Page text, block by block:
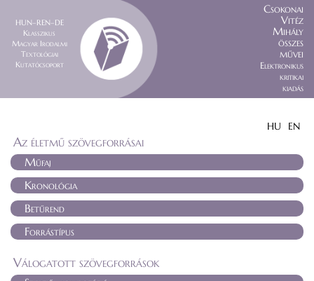
HUN–REN–DE
Klasszikus
Magyar Irodalmi
Textológiai
Kutatócsoport
Csokonai
Vitéz
Mihály
összes
művei
Elektronikus
kritikai
kiadás
HU EN
Az életmű szövegforrásai
Műfaj
Kronológia
Betűrend
Forrástípus
Válogatott szövegforrások